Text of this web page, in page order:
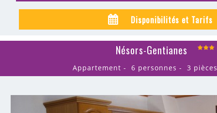
Disponibilités et Tarifs
Nésors-Gentianes
Appartement 6 personnes 3 pièces